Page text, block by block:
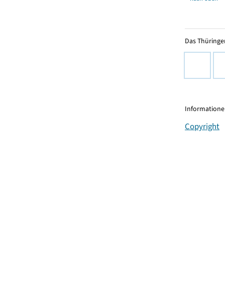
Das
Copyright